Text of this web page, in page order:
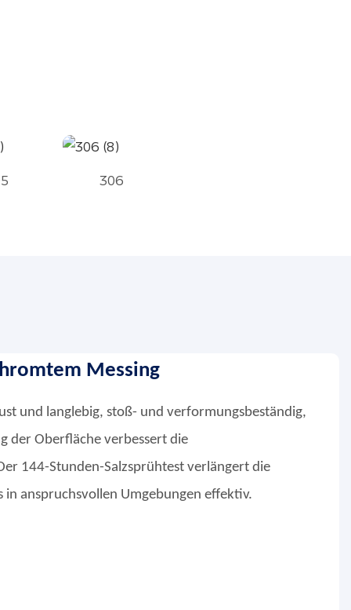
306
Messing
und langlebig, stoß- und verformungsbeständig,
der Oberfläche verbessert die
144-Stunden-Salzsprühtest verlängert die
in anspruchsvollen Umgebungen effektiv.